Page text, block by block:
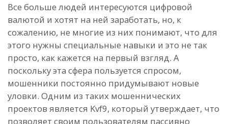
Все больше людей интересуются цифровой
валютой и хотят на ней заработать, но, к
сожалению, не многие из них понимают, что для
этого нужны специальные навыки и это не так
просто, как кажется на первый взгляд. А
поскольку эта сфера пользуется спросом,
мошенники постоянно придумывают новые
уловки. Одним из таких мошеннических
проектов является Kvf9, который утверждает, что
позволяет своим пользователям пассивно